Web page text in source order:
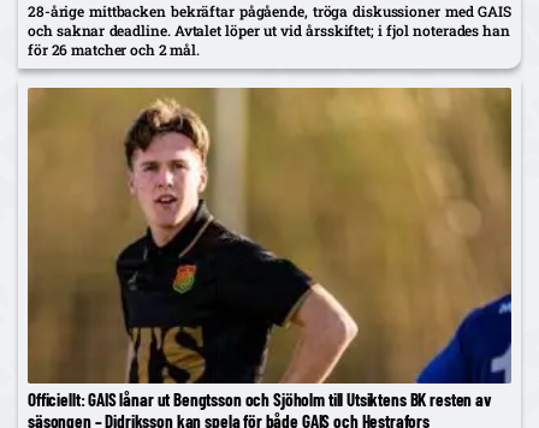
28-årige mittbacken bekräftar pågående, tröga diskussioner med GAIS
och saknar deadline. Avtalet löper ut vid årsskiftet; i fjol noterades han
för 26 matcher och 2 mål.
Officiellt: GAIS lånar ut Bengtsson och Sjöholm till Utsiktens BK resten av
säsongen – Didriksson kan spela för både GAIS och Hestrafors